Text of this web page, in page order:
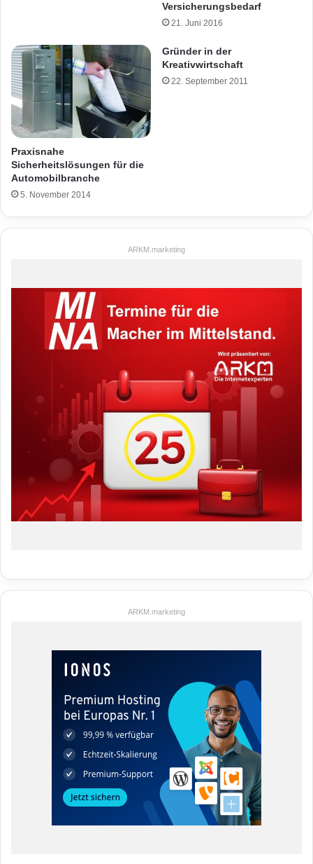
Versicherungsbedarf
21. Juni 2016
Praxisnahe
Sicherheitslösungen für die
Automobilbranche
5. November 2014
Gründer in der
Kreativwirtschaft
22. September 2011
ARKM.marketing
ARKM.marketing